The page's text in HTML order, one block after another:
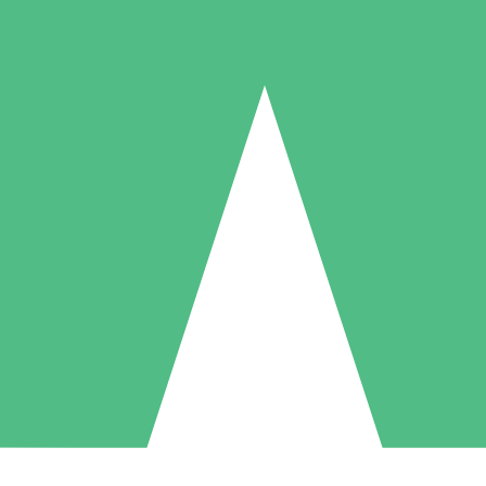
Individuelle Credit-Pakete
nach Bedarf mit Download-Credits. Keine monatliche Verpflichtung